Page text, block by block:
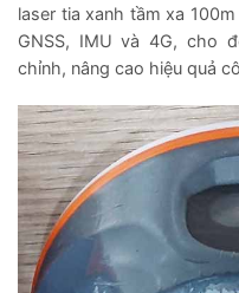
laser tia xanh tầm xa
GNSS, IMU và 4G, cho
chỉnh, nâng cao hiệu quả